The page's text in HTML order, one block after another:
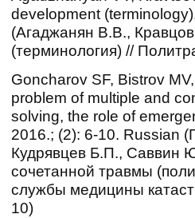
development
(Агаджанян В.В.,
(терминология) //
Goncharov SF, Bistrov
problem of multiple and
solving, the role of
2016.; (2): 6-10. Russian
Кудрявцев Б.П., Саввин
сочетанной травмы
службы медицины
10)